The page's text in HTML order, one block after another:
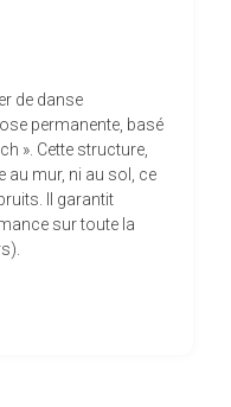
de danse
permanente, basé
». Cette structure,
au mur, ni au sol, ce
Il garantit
sur toute la